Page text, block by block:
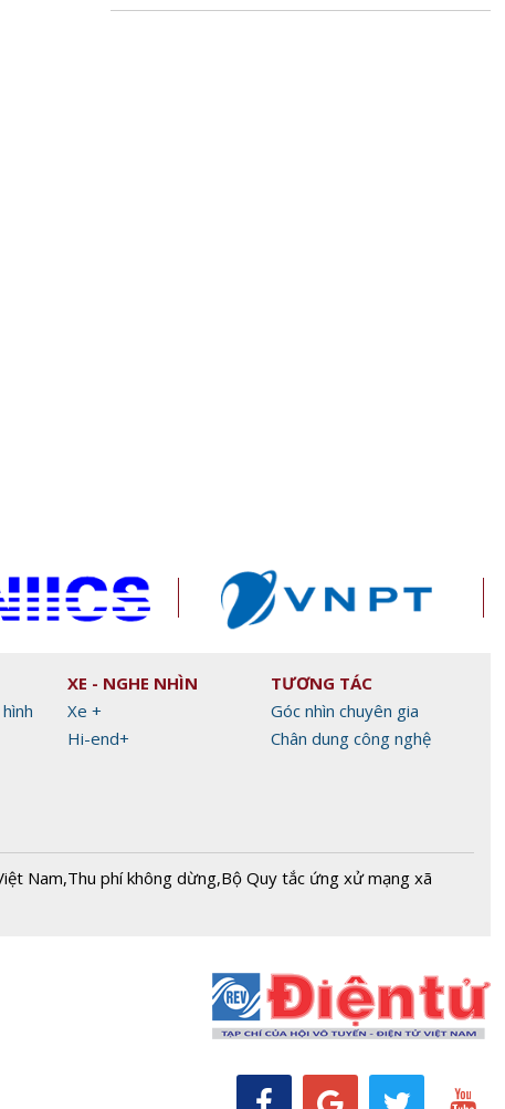
XE - NGHE NHÌN
Xe +
Hi-end+
TƯƠNG TÁC
Góc nhìn chuyên gia
Chân dung công nghệ
Nam,Thu phí không dừng,Bộ Quy tắc ứng xử mạng xã